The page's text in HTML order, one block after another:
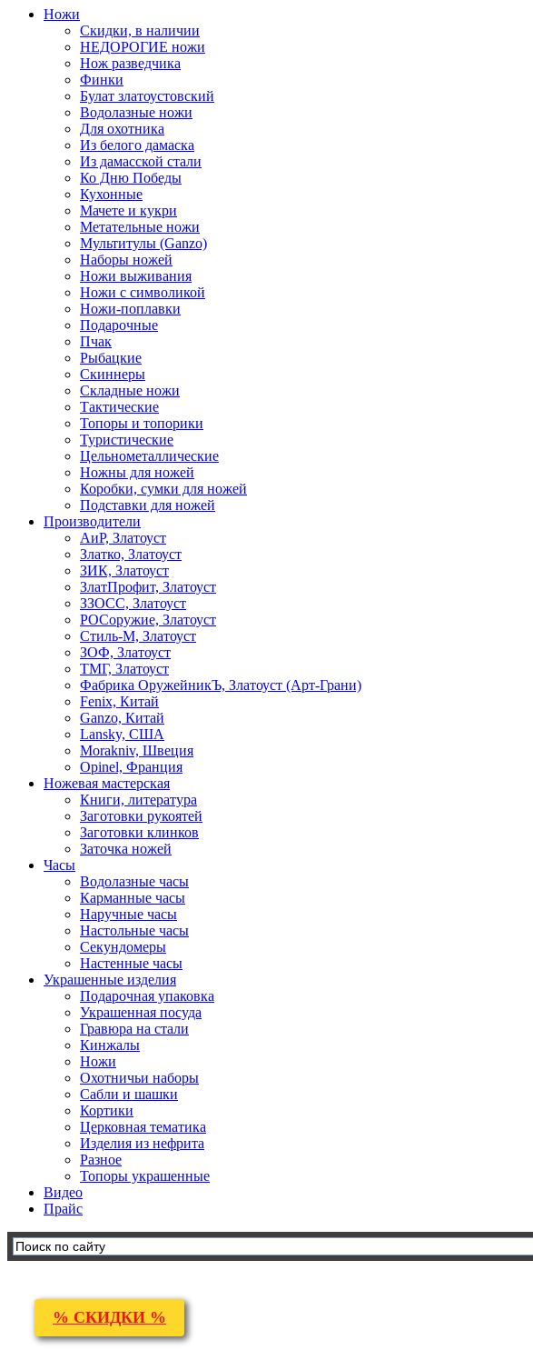
Ножи
Скидки, в наличии
НЕДОРОГИЕ ножи
Нож разведчика
Финки
Булат златоустовский
Водолазные ножи
Для охотника
Из белого дамаска
Из дамасской стали
Ко Дню Победы
Кухонные
Мачете и кукри
Метательные ножи
Мультитулы (Ganzo)
Наборы ножей
Ножи выживания
Ножи с символикой
Ножи-поплавки
Подарочные
Пчак
Рыбацкие
Скиннеры
Складные ножи
Тактические
Топоры и топорики
Туристические
Цельнометаллические
Ножны для ножей
Коробки, сумки для ножей
Подставки для ножей
Производители
АиР, Златоуст
Златко, Златоуст
ЗИК, Златоуст
ЗлатПрофит, Златоуст
ЗЗОСС, Златоуст
РОСоружие, Златоуст
Стиль-М, Златоуст
ЗОФ, Златоуст
ТМГ, Златоуст
Фабрика ОружейникЪ, Златоуст (Арт-Грани)
Fenix, Китай
Ganzo, Китай
Lansky, США
Morakniv, Швеция
Opinel, Франция
Ножевая мастерская
Книги, литература
Заготовки рукоятей
Заготовки клинков
Заточка ножей
Часы
Водолазные часы
Карманные часы
Наручные часы
Настольные часы
Секундомеры
Настенные часы
Украшенные изделия
Подарочная упаковка
Украшенная посуда
Гравюра на стали
Кинжалы
Ножи
Охотничьи наборы
Сабли и шашки
Кортики
Церковная тематика
Изделия из нефрита
Разное
Топоры украшенные
Видео
Прайс
% СКИДКИ %